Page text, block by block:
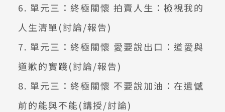
6. 單元三：終極關懷 拍賣人生：檢視我的
人生清單(討論/報告)
7. 單元三：終極關懷 愛要說出口：道愛與
道歉的實踐(討論/報告)
8. 單元三：終極關懷 不要說加油：在遺憾
前的能與不能(講授/討論)